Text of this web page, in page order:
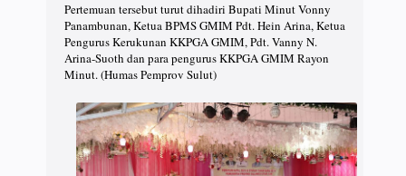
Pertemuan tersebut turut dihadiri Bupati Minut Vonny
Panambunan, Ketua BPMS GMIM Pdt. Hein Arina, Ketua
Pengurus Kerukunan KKPGA GMIM, Pdt. Vanny N.
Arina-Suoth dan para pengurus KKPGA GMIM Rayon
Minut. (Humas Pemprov Sulut)